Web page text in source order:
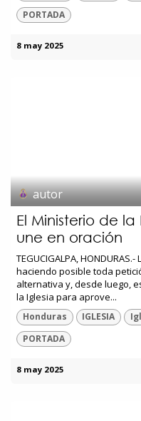
PORTADA
8 may 2025
autor
El Ministerio de
une en oración
TEGUCIGALPA,
haciendo posible toda
alternativa y, desde luego,
la Iglesia para aprove...
Honduras IGLESIA
PORTADA
8 may 2025